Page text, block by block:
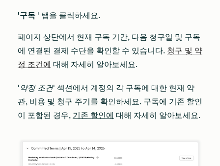
'구독 ' 탭을 클릭하세요.
페이지 상단에서 현재 구독 기간, 다음 청구일 및 구독
에 연결된 결제 수단을 확인할 수 있습니다. 청구 및 약
정 조건에 대해 자세히 알아보세요.
'약정 조건' 섹션에서 계정의 각 구독에 대한 현재 약
관, 비용 및 청구 주기를 확인하세요. 구독에 기존 할인
이 포함된 경우, 기존 할인에 대해 자세히 알아보세요.